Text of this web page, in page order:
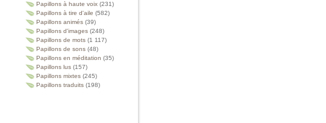
Papillons à haute voix (231)
Papillons à tire d'aile (582)
Papillons animés (39)
Papillons d'images (248)
Papillons de mots (1 117)
Papillons de sons (48)
Papillons en méditation (35)
Papillons lus (157)
Papillons mixtes (245)
Papillons traduits (198)